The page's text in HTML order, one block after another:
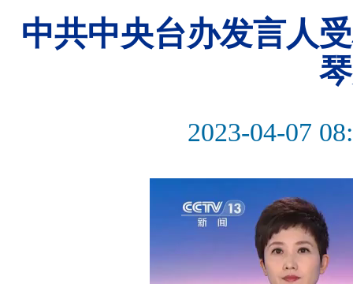
中共中央台办发言人
2023-04-07